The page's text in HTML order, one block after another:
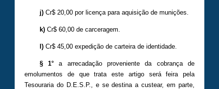
j)Cr$ 20,00 por licença para aquisição de munições.
k)Cr$ 60,00 de carceragem.
l)Cr$ 45,00 expedição de carteira de identidade.
§ 1° a arrecadação proveniente da cobrança de
emolumentos de que trata este artigo será feira pela
Tesouraria do D.E.S.P., e se destina a custear, em parte,